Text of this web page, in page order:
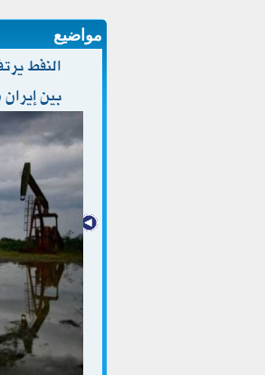
مواضيع
بين